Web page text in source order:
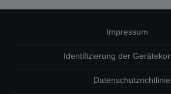
Impressum
Identifizierung der
Datenschutzrichtlinie